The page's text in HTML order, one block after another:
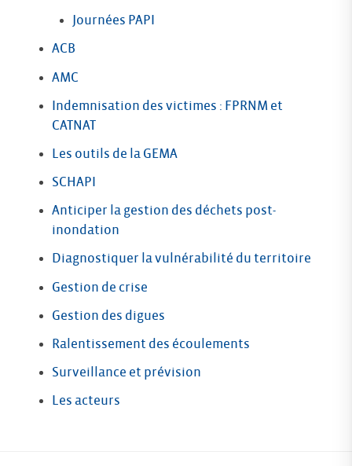
Journées PAPI
ACB
AMC
Indemnisation des victimes : FPRNM et
CATNAT
Les outils de la GEMA
SCHAPI
Anticiper la gestion des déchets post-
inondation
Diagnostiquer la vulnérabilité du territoire
Gestion de crise
Gestion des digues
Ralentissement des écoulements
Surveillance et prévision
Les acteurs